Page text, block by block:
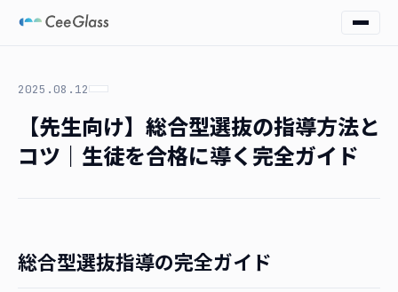
2025.08.12
【先生向け】総合型選抜の指導方法と
コツ｜生徒を合格に導く完全ガイド
総合型選抜指導の完全ガイド